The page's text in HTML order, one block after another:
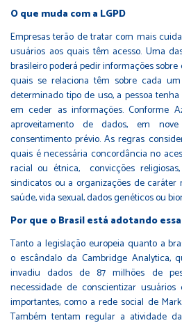
O que muda com a LGPD
Empresas terão de tratar com mais
usuários aos quais têm acesso. Uma
brasileiro poderá pedir informações sobre
quais se relaciona têm sobre cada
determinado tipo de uso, a pessoa
em ceder as informações. Conforme
aproveitamento de dados, em
consentimento prévio. As regras
quais é necessária concordância no
racial ou étnica, convicções
sindicatos ou a organizações de caráter
saúde, vida sexual, dados genéticos ou
Por que o Brasil está adotando
Tanto a legislação europeia quanto a
o escândalo da Cambridge Analytica,
invadiu dados de 87 milhões de
necessidade de conscientizar
importantes, como a rede social de
Também tentam regular a atividade